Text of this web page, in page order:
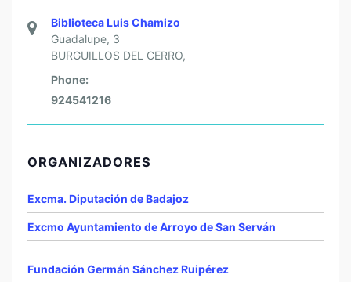
Biblioteca Luis Chamizo
Guadalupe, 3
BURGUILLOS DEL CERRO,
Phone:
924541216
ORGANIZADORES
Excma. Diputación de Badajoz
Excmo Ayuntamiento de Arroyo de San Serván
Fundación Germán Sánchez Ruipérez